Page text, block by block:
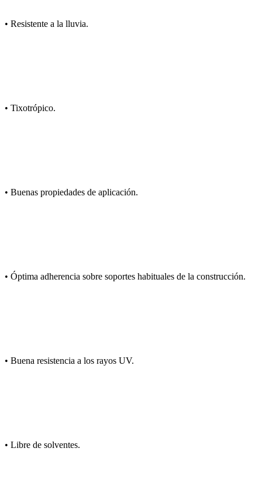
• Resistente a la lluvia.
• Tixotrópico.
• Buenas propiedades de aplicación.
• Óptima adherencia sobre soportes habituales de la construcción.
• Buena resistencia a los rayos UV.
• Libre de solventes.